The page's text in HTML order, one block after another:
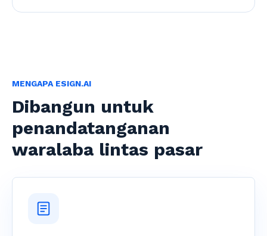
MENGAPA ESIGN.AI
Dibangun untuk
penandatanganan
waralaba lintas pasar